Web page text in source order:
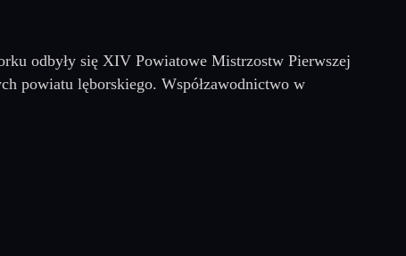
odbyły się XIV Powiatowe Mistrzostw Pierwszej
powiatu lęborskiego. Współzawodnictwo w